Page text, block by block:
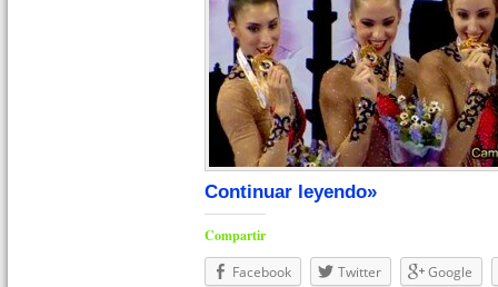
Continuar leyendo»
Compartir
Facebook
Twitter Google